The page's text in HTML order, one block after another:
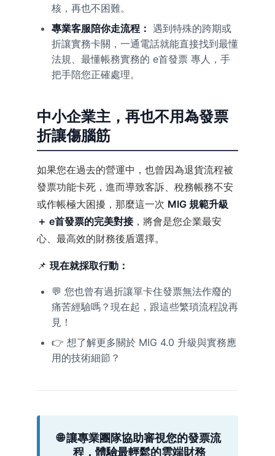
核，再也不困難。
專業客服陪你走流程： 遇到特殊的跨期或
折讓實務卡關，一通電話就能直接找到最懂
法規、最懂帳務實務的 e首發票 專人，手
把手陪您正確處理。
中小企業主，再也不用為發票
折讓傷腦筋
如果您在過去的營運中，也曾因為退貨流程被
發票功能卡死，進而導致客訴、稅務帳務不安
或作帳極大困擾，那麼這一次 MIG 規範升級
＋ e首發票的完美對接，將會是您企業最安
心、最高效的財務後盾選擇。
📌 現在就採取行動：
💬 您也曾有過折讓單卡住發票無法作廢的
痛苦經驗嗎？現在起，跟這些繁瑣流程說再
見！
👉 想了解更多關於 MIG 4.0 升級與實務應
用的技術細節？
🌐 讓專業團隊協助審視您的發票流
程，體驗最輕鬆的雲端財務